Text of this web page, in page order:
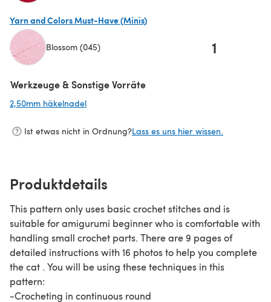
Yarn and Colors Must-Have (Minis)
Blossom (045) 1
Werkzeuge & Sonstige Vorräte
2,50mm häkelnadel
Ist etwas nicht in Ordnung?Lass es uns hier wissen.
Produktdetails
This pattern only uses basic crochet stitches and is
suitable for amigurumi beginner who is comfortable with
handling small crochet parts. There are 9 pages of
detailed instructions with 16 photos to help you complete
the cat . You will be using these techniques in this
pattern:
-Crocheting in continuous round